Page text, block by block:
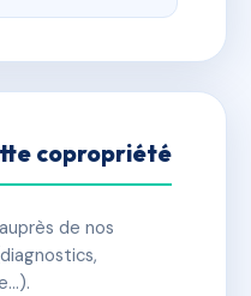
copropriété
de nos